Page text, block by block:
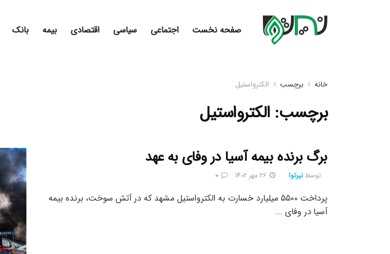
صفحه نخست اجتماعی سیاسی اقتصادی بیمه بانک
خانه برچسب الکترواستیل
برچسب:الکترواستیل
برگ برنده بیمه آسیا در وفای به عهد
توسط نیرتوا
پرداخت ۵۵۰۰ میلیارد خسارت به الکترواستیل مشهد که در آتش سوخت، برنده بیمه
آسیا در وفای ...